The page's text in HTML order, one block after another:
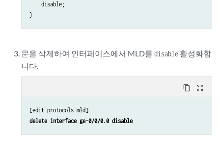
    disable;
}
문을 삭제하여 인터페이스에서 MLD를disable 활성화합
니다.
content_copy zoom_out_map
delete interface ge-0/0/0.0 disable